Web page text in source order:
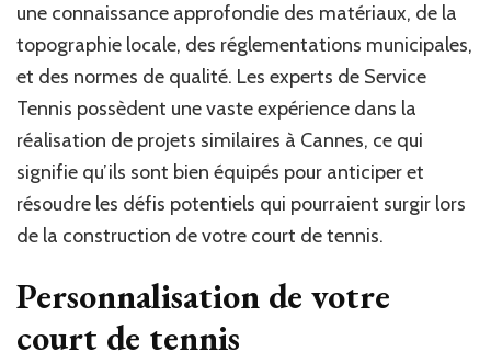
une connaissance approfondie des matériaux, de la
topographie locale, des réglementations municipales,
et des normes de qualité. Les experts de Service
Tennis possèdent une vaste expérience dans la
réalisation de projets similaires à Cannes, ce qui
signifie qu’ils sont bien équipés pour anticiper et
résoudre les défis potentiels qui pourraient surgir lors
de la construction de votre court de tennis.
Personnalisation de votre
court de tennis